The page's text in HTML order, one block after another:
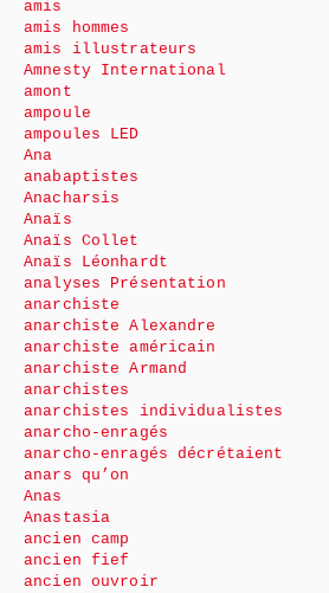
amis
amis hommes
amis illustrateurs
Amnesty International
amont
ampoule
ampoules LED
Ana
anabaptistes
Anacharsis
Anaïs
Anaïs Collet
Anaïs Léonhardt
analyses Présentation
anarchiste
anarchiste Alexandre
anarchiste américain
anarchiste Armand
anarchistes
anarchistes individualistes
anarcho-enragés
anarcho-enragés décrétaient
anars qu’on
Anas
Anastasia
ancien camp
ancien fief
ancien ouvroir